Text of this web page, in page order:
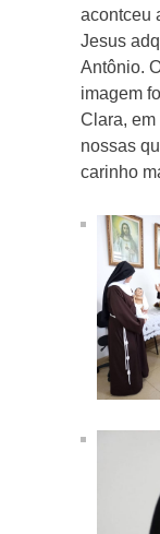
acontceu
Jesus
Antônio.
imagem
Clara,
nossas
carinho